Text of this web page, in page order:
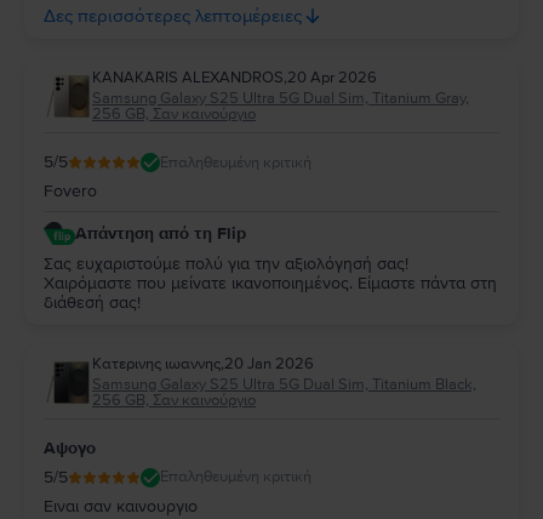
ανταποκρίθηκε πλήρως στις προσδοκίες σας και ότι η
συνολική εμπειρία σας με τη Flip ήταν τόσο θετική. Σας
το χαρείτε και θα είμαστε πάντα στη διάθεσή σας για
οτιδήποτε χρειαστείτε στο μέλλον.
Δες περισσότερες λεπτομέρειες
KANAKARIS ALEXANDROS,20 Apr 2026
Samsung Galaxy S25 Ultra 5G Dual Sim, Titanium Gray,
256 GB, Σαν καινούργιο
5/5 Επαληθευμένη κριτική
Fovero
Απάντηση από τη Flip
Σας ευχαριστούμε πολύ για την αξιολόγησή σας!
Χαιρόμαστε που μείνατε ικανοποιημένος. Είμαστε πάντα στη
διάθεσή σας!
Κατερινης ιωαννης,20 Jan 2026
Samsung Galaxy S25 Ultra 5G Dual Sim, Titanium Black,
256 GB, Σαν καινούργιο
Αψογο
5/5 Επαληθευμένη κριτική
Ειναι σαν καινουργιο